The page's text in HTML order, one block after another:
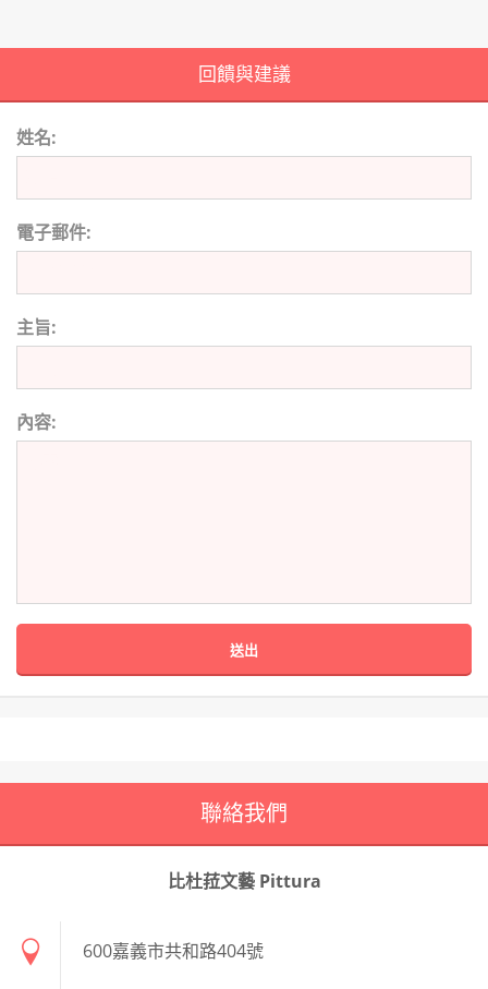
回饋與建議
姓名:
電子郵件:
主旨:
內容:
聯絡我們
比杜菈文藝 Pittura
600嘉義市共和路404號